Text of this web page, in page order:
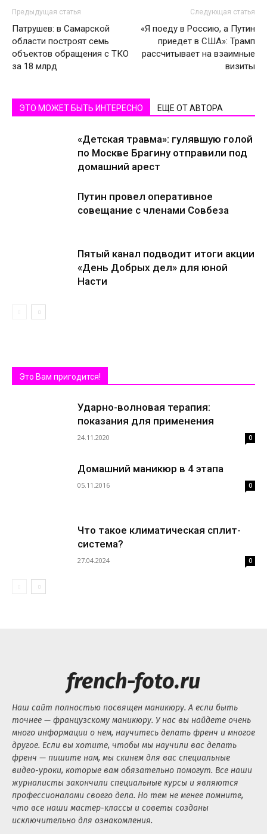
Предыдущая статья
Патрушев: в Самарской
области построят семь
объектов обращения с ТКО
за 18 млрд
Следующая статья
«Я поеду в Россию, а Путин
приедет в США»: Трамп
рассчитывает на взаимные
визиты
ЭТО МОЖЕТ БЫТЬ ИНТЕРЕСНО ЕЩЕ ОТ АВТОРА
«Детская травма»: гулявшую голой
по Москве Брагину отправили под
домашний арест
Путин провел оперативное
совещание с членами Совбеза
Пятый канал подводит итоги акции
«День Добрых дел» для юной
Насти
Это Вам пригодится!
Ударно-волновая терапия:
показания для применения
24.11.2020 0
Домашний маникюр в 4 этапа
05.11.2016 0
Что такое климатическая сплит-
система?
27.04.2024 0
french-foto.ru
Наш сайт полностью посвящен маникюру. А если быть
точнее — французскому маникюру. У нас вы найдете очень
много информации о нем, научитесь делать френч и многое
другое. Если вы хотите, чтобы мы научили вас делать
френч — пишите нам, мы скинем для вас специальные
видео-уроки, которые вам обязательно помогут. Все наши
журналисты закончили специальные курсы и являются
профессионалами своего дела. Но тем не менее помните,
что все наши мастер-классы и советы созданы
исключительно для ознакомления.